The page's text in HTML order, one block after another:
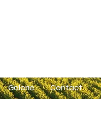
Galerie Contact